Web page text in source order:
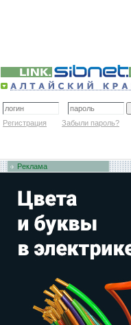
Регистрация Забыли пароль?
Реклама